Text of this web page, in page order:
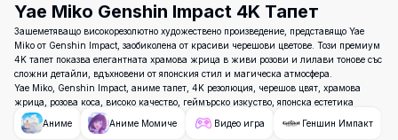
Yae Miko Genshin Impact 4K Тапет
Зашеметяващо високорезолютно художествено произведение, представящо Yae
Miko от Genshin Impact, заобиколена от красиви черешови цветове. Този премиум
4K тапет показва елегантната храмова жрица в живи розови и лилави тонове със
сложни детайли, вдъхновени от японския стил и магическа атмосфера.
Yae Miko, Genshin Impact, аниме тапет, 4K резолюция, черешов цвят, храмова
жрица, розова коса, високо качество, геймърско изкуство, японска естетика
Аниме
Аниме Момиче Видео игра Геншин Импакт